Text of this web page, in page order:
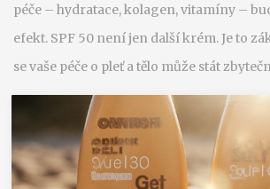
péče – hydratace, kolagen, vitamíny –
efekt. SPF 50 není jen další krém. Je to
se vaše péče o pleť a tělo může stát